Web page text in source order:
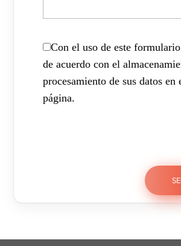
Con el uso de este
de acuerdo con el
procesamiento de sus datos en
página.